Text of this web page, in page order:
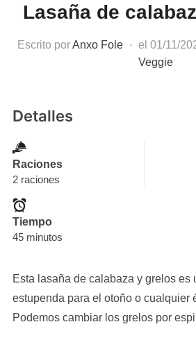
Lasaña de
Escrito porAnxo Fole el 01/11/
Veggie
Detalles
Raciones
2 raciones
Tiempo
45 minutos
Esta lasaña de calabaza y grelos es
estupenda para el otoño o cualquier
Podemos cambiar los grelos por